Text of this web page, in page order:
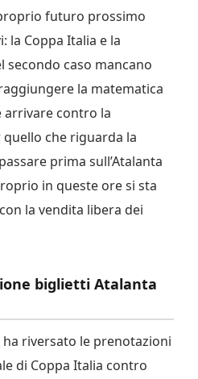
futuro prossimo
la Coppa Italia e la
secondo caso mancano
la matematica
arrivare contro la
che riguarda la
prima sull’Atalanta
in queste ore si sta
la vendita libera dei
biglietti Atalanta
ha riversato le prenotazioni
di Coppa Italia contro